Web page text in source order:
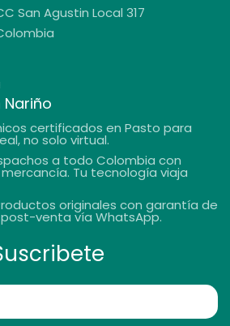
San Agustin Local 317
certificados en Pasto para
no solo virtual.
a todo Colombia con
Tu tecnología viaja
originales con garantía de
venta vía WhatsApp.